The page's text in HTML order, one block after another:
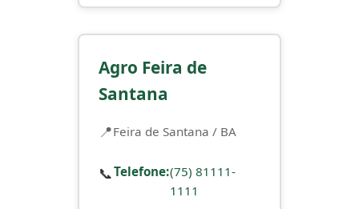
Agro Feira de
Santana
Feira de Santana / BA
📞Telefone:(75) 81111-
1111